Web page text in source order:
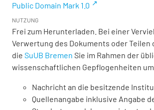
Public Domain Mark 1.0
NUTZUNG
Frei zum Herunterladen. Bei einer
Verwertung des Dokuments oder Teilen
die SuUB Bremen Sie im Rahmen der
wissenschaftlichen Gepflogenheiten
Nachricht an die besitzende
Quellenangabe inklusive Angabe